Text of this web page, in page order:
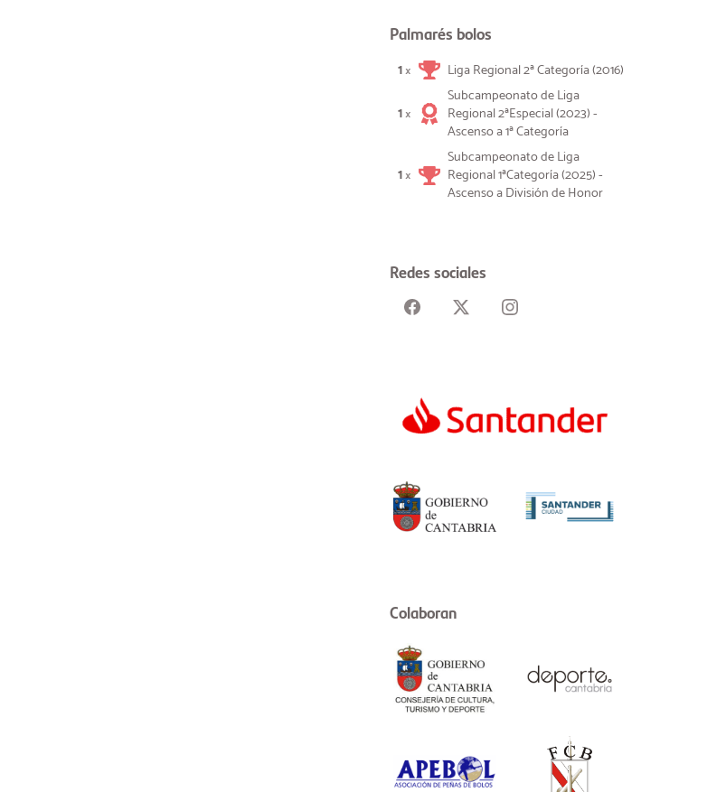
Palmarés bolos
1× Liga Regional 2ª Categoría (2016)
1×
Subcampeonato de Liga
Regional 2ªEspecial (2023) -
Ascenso a 1ª Categoría
1×
Subcampeonato de Liga
Regional 1ªCategoría (2025) -
Ascenso a División de Honor
Redes sociales
Colaboran